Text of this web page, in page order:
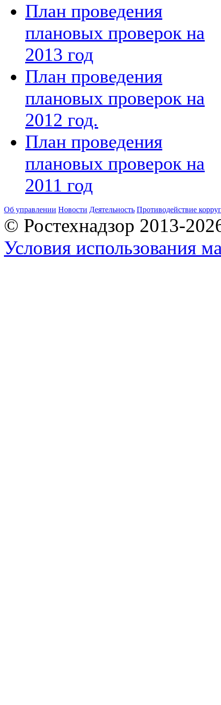
План проведения
плановых проверок на
2013 год
План проведения
плановых проверок на
2012 год.
План проведения
плановых проверок на
2011 год
Об управлении Новости Деятельность Противодействие
© Ростехнадзор 2013-
Условия использования